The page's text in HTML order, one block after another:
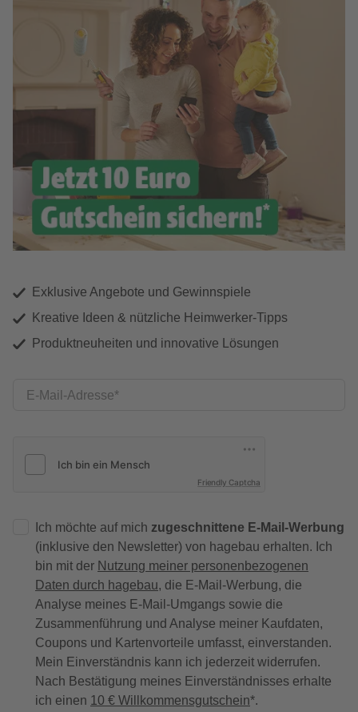
Exklusive Angebote und Gewinnspiele
Kreative Ideen & nützliche Heimwerker-Tipps
Produktneuheiten und innovative Lösungen
E-Mail-Adresse
Friendly Captcha
Ich möchte auf mich zugeschnittene E-Mail-Werbung
(inklusive den Newsletter) von hagebau erhalten. Ich
bin mit der Nutzung meiner personenbezogenen
Daten durch hagebau, die E-Mail-Werbung, die
Analyse meines E-Mail-Umgangs sowie die
Zusammenführung und Analyse meiner Kaufdaten,
Coupons und Kartenvorteile umfasst, einverstanden.
Mein Einverständnis kann ich jederzeit widerrufen.
Nach Bestätigung meines Einverständnisses erhalte
ich einen 10 € Willkommensgutschein*.